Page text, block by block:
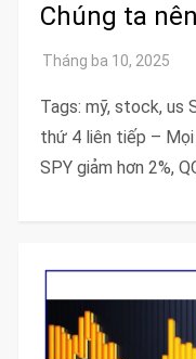
Chúng ta
Tags: mỹ, stock, us
thứ 4 liên tiếp –
SPY giảm hơn 2%,